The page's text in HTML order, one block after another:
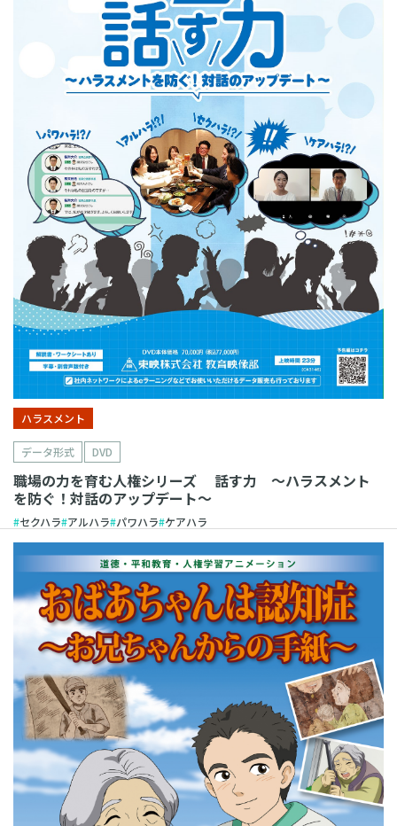
ハラスメント
データ形式 DVD
職場の力を育む人権シリーズ 話す力 ～ハラスメント
を防ぐ！対話のアップデート～
セクハラ アルハラ パワハラ ケアハラ